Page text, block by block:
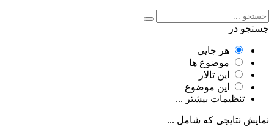
جستجو در
هر جایی
موضوع ها
این تالار
این موضوع
تنظیمات بیشتر ...
نمایش نتایجی که شامل ...